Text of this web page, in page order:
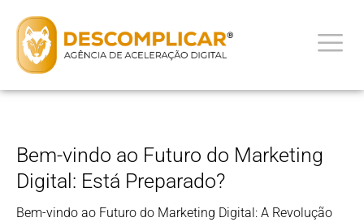
Bem-vindo ao Futuro do Marketing
Digital: Está Preparado?
Bem-vindo ao Futuro do Marketing Digital: A Revolução